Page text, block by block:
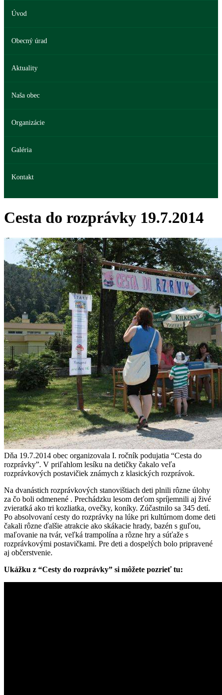
Úvod
Obecný úrad
Aktuality
Naša obec
Organizácie
Galéria
Kontakt
Cesta do rozprávky 19.7.2014
Dňa 19.7.2014 obec organizovala I. ročník podujatia “Cesta do
rozprávky”. V priľahlom lesíku na detičky čakalo veľa
rozprávkových postavičiek známych z klasických rozprávok.
Na dvanástich rozprávkových stanovištiach deti plnili rôzne úlohy
za čo boli odmenené . Prechádzku lesom deťom spríjemnili aj živé
zvieratká ako tri kozliatka, ovečky, koníky. Zúčastnilo sa 345 detí.
Po absolvovaní cesty do rozprávky na lúke pri kultúrnom dome deti
čakali rôzne ďalšie atrakcie ako skákacie hrady, bazén s guľou,
maľovanie na tvár, veľká trampolína a rôzne hry a súťaže s
rozprávkovými postavičkami. Pre deti a dospelých bolo pripravené
aj občerstvenie.
Ukážku z “Cesty do rozprávky” si môžete pozrieť tu: